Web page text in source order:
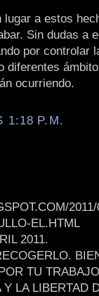
a estos
Sin dudas a
por controlar
diferentes
ocurriendo.
1:18 P.M.
EL.HTML
2011.
TU
LA LIBERTAD